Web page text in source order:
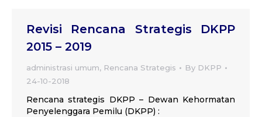
Revisi Rencana Strategis DKPP
2015 – 2019
administrasi umum, Rencana Strategis By DKPP
24-10-2018
Rencana strategis DKPP – Dewan Kehormatan
Penyelenggara Pemilu (DKPP) :